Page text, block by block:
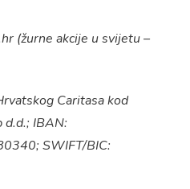
(žurne akcije u svijetu –
Caritasa kod
d.d.; IBAN:
SWIFT/BIC: